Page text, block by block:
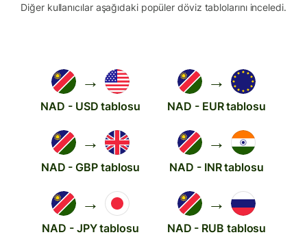
Diğer kullanıcılar aşağıdaki popüler döviz tablolarını inceledi.
→
NAD - USD tablosu
→
NAD - EUR tablosu
→
NAD - GBP tablosu
→
NAD - INR tablosu
→
NAD - JPY tablosu
→
NAD - RUB tablosu